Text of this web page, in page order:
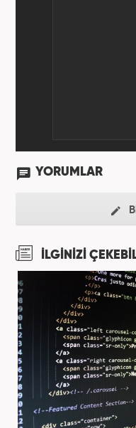
YORUMLAR
İLGİNİZİ